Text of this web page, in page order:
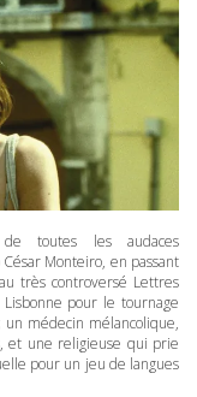
toutes les audaces
Monteiro, en passant
très controversé Lettres
pour le tournage
un médecin mélancolique,
et une religieuse qui prie
pour un jeu de langues